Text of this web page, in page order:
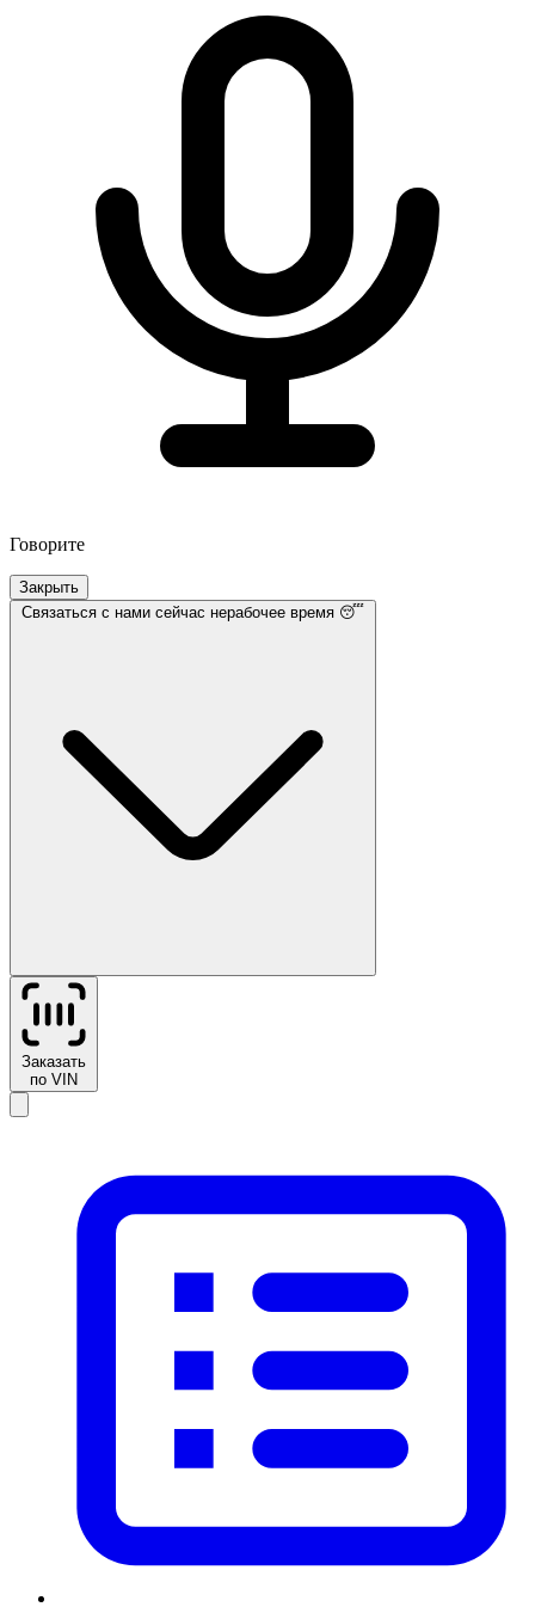
Говорите
Закрыть
Связаться с нами сейчас нерабочее время 😴
Заказать
по VIN